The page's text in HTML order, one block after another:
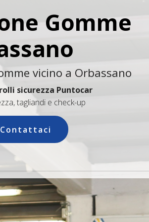
Gomme
vicino a Orbassano
sicurezza Puntocar
tagliandi e check-up
Contattaci